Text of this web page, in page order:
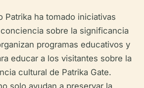
Patrika ha tomado iniciativas
sobre la significancia
programas educativos y
educar a los visitantes sobre la
cultural de Patrika Gate.
solo ayudan a preservar la